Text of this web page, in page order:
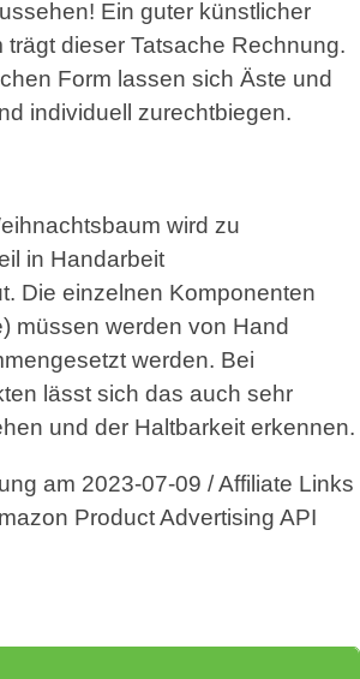
Ein guter künstlicher
dieser Tatsache Rechnung.
Form lassen sich Äste und
individuell zurechtbiegen.
wird zu
in Handarbeit
Die einzelnen Komponenten
müssen werden von Hand
werden. Bei
lässt sich das auch sehr
und der Haltbarkeit erkennen.
am 2023-07-09 / Affiliate Links
Product Advertising API